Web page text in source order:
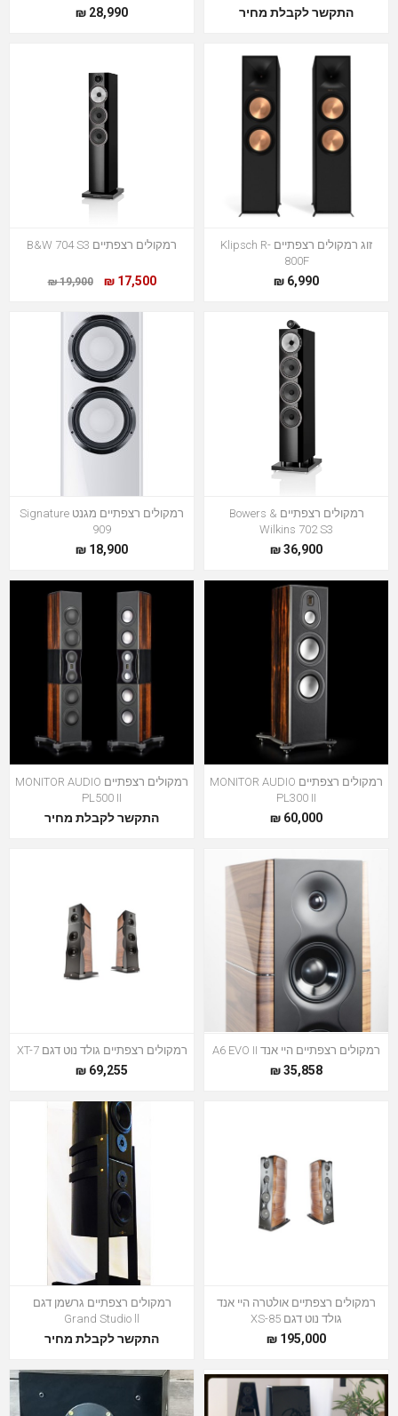
התקשר לקבלת מחיר 28,990 ₪
זוג רמקולים רצפתיים Klipsch R-
800F
6,990 ₪
רמקולים רצפתיים B&W 704 S3
17,500 ₪
19,900 ₪
רמקולים רצפתיים Bowers &
Wilkins 702 S3
36,900 ₪
רמקולים רצפתיים מגנט Signature
909
18,900 ₪
רמקולים רצפתיים MONITOR AUDIO
PL300 II
60,000 ₪
רמקולים רצפתיים MONITOR AUDIO
PL500 II
התקשר לקבלת מחיר
רמקולים רצפתיים היי אנד A6 EVO II
35,858 ₪
רמקולים רצפתיים גולד נוט דגם XT-7
69,255 ₪
רמקולים רצפתיים אולטרה היי אנד
גולד נוט דגם XS-85
195,000 ₪
רמקולים רצפתיים גרשמן דגם
Grand Studio ll
התקשר לקבלת מחיר